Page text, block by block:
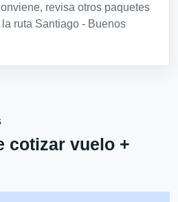
revisa otros paquetes
ruta Santiago - Buenos
cotizar vuelo +